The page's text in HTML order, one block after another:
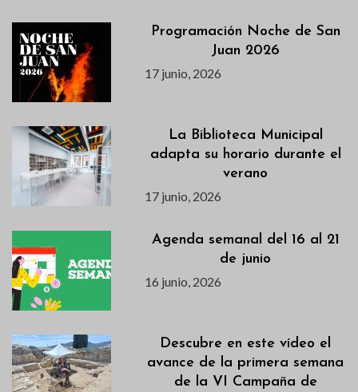
Programación Noche de San
Juan 2026
17 junio, 2026
La Biblioteca Municipal
adapta su horario durante el
verano
17 junio, 2026
Agenda semanal del 16 al 21
de junio
16 junio, 2026
Descubre en este vídeo el
avance de la primera semana
de la VI Campaña de